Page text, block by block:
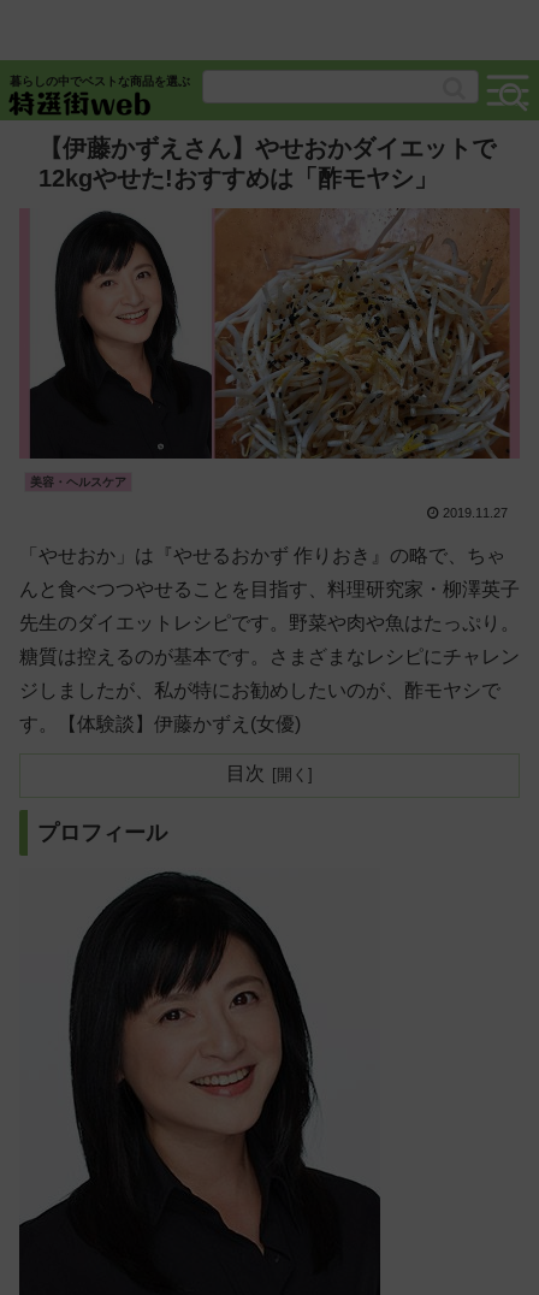
暮らしの中でベストな商品を選ぶ
【伊藤かずえさん】やせおかダイエットで
12kgやせた!おすすめは「酢モヤシ」
美容・ヘルスケア
2019.11.27
「やせおか」は『やせるおかず 作りおき』の略で、ちゃ
んと食べつつやせることを目指す、料理研究家・柳澤英子
先生のダイエットレシピです。野菜や肉や魚はたっぷり。
糖質は控えるのが基本です。さまざまなレシピにチャレン
ジしましたが、私が特にお勧めしたいのが、酢モヤシで
す。【体験談】伊藤かずえ(女優)
目次
プロフィール